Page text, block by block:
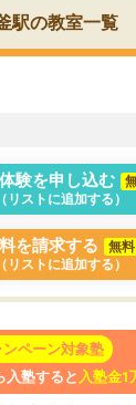
駅の教室一覧
験を申し込む
（リストに追加する）
を請求する
無料
（リストに追加する）
ンペーン対象塾
入塾すると入塾金1